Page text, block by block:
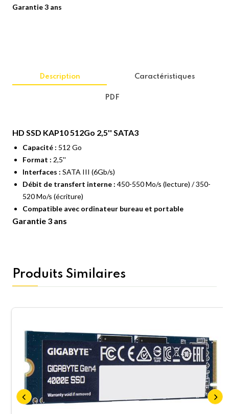
Garantie 3 ans
Description Caractéristiques
PDF
HD SSD KAP10 512Go 2,5'' SATA3
Capacité : 512 Go
Format : 2,5''
Interfaces : SATA III (6Gb/s)
Débit de transfert interne : 450-550 Mo/s (lecture) / 350-
520 Mo/s (écriture)
Compatible avec ordinateur bureau et portable
Garantie 3 ans
Produits Similaires